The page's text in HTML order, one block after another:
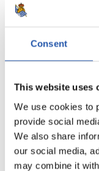
Consent
This website uses
We use cookies to
provide social
We also share
our social media,
may combine it
9